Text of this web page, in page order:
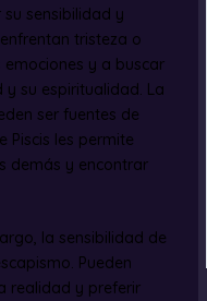
sensibilidad y
tristeza o
emociones y a buscar
su espiritualidad. La
ser fuentes de
Piscis les permite
demás y encontrar
la sensibilidad de
Pueden
realidad y preferir